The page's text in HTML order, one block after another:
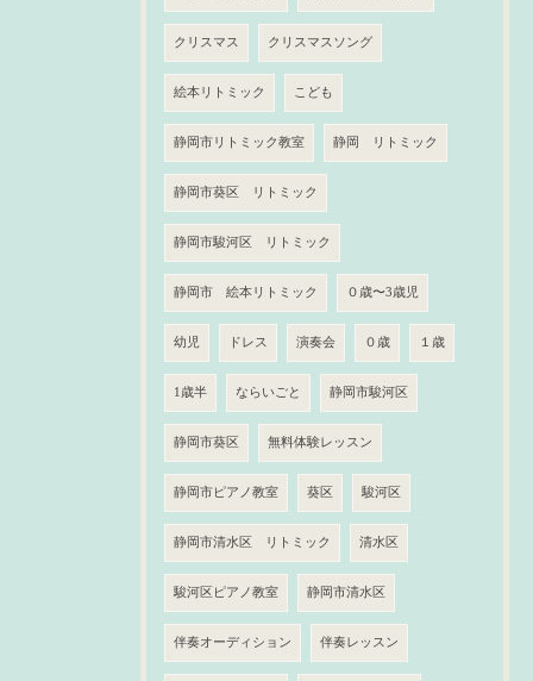
クリスマス クリスマスソング
絵本リトミック こども
静岡市リトミック教室 静岡 リトミック
静岡市葵区 リトミック
静岡市駿河区 リトミック
静岡市 絵本リトミック ０歳〜3歳児
幼児 ドレス 演奏会 ０歳 １歳
1歳半 ならいごと 静岡市駿河区
静岡市葵区 無料体験レッスン
静岡市ピアノ教室 葵区 駿河区
静岡市清水区 リトミック 清水区
駿河区ピアノ教室 静岡市清水区
伴奏オーディション 伴奏レッスン